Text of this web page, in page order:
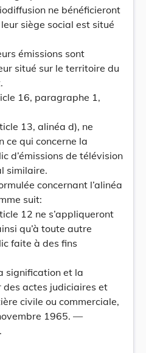
ne bénéficieront
siège social est situé
émissions sont
situé sur le territoire du
16, paragraphe 1,
13, alinéa d), ne
ce qui concerne la
d’émissions de télévision
similaire.
concernant l’alinéa
suit:
12 ne s’appliqueront
qu’à toute autre
faite à des fins
signification et la
des actes judiciaires et
civile ou commerciale,
1965. —